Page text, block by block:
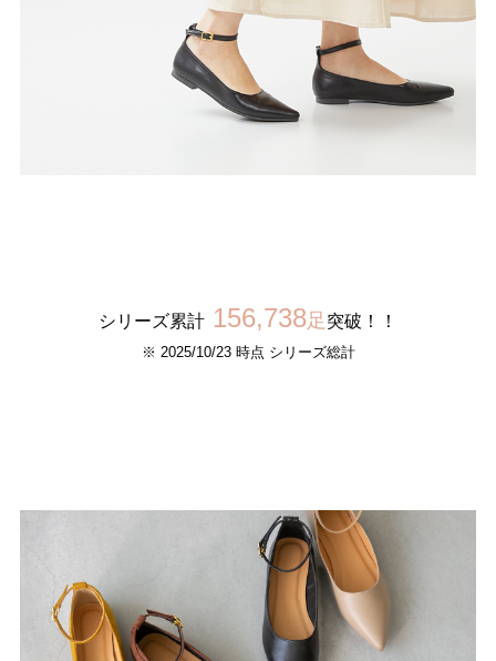
シリーズ累計 156,738足 突破！！
※ 2025/10/23 時点 シリーズ総計